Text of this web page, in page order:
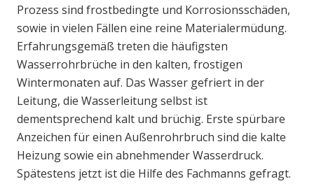
Prozess sind frostbedingte und Korrosionsschäden,
sowie in vielen Fällen eine reine Materialermüdung.
Erfahrungsgemäß treten die häufigsten
Wasserrohrbrüche in den kalten, frostigen
Wintermonaten auf. Das Wasser gefriert in der
Leitung, die Wasserleitung selbst ist
dementsprechend kalt und brüchig. Erste spürbare
Anzeichen für einen Außenrohrbruch sind die kalte
Heizung sowie ein abnehmender Wasserdruck.
Spätestens jetzt ist die Hilfe des Fachmanns gefragt.